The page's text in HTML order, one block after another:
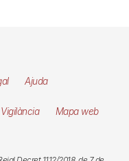
Ajuda
Mapa web